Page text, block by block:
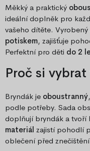
Měkký a praktický
ideální doplněk pro
vašeho dítěte.
potiskem, zajišťuje
Perfektní pro děti do 2
Proč si
Bryndák je oboustranný
podle potřeby. Sada
doplňují bryndák a tvoří
materiál zajistí pohodlí
oblečení před